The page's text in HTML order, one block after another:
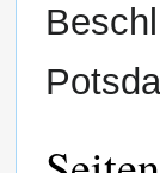
Navigation
Suche